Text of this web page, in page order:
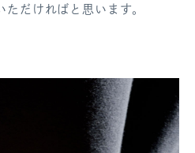
だければと思います。